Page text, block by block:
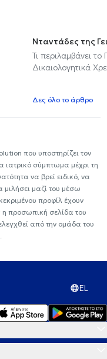
Νταντάδες της
Τι περιλαμβάνει
Δικαιολογητικά
Δες όλο το άρθρο
που υποστηρίζει τον
ιατρικό σύμπτωμα μέχρι τη
να βρεί ειδικό, να
μαζί του μέσω
προφίλ έχουν
προσωπική σελίδα του
από την ομάδα του
EL